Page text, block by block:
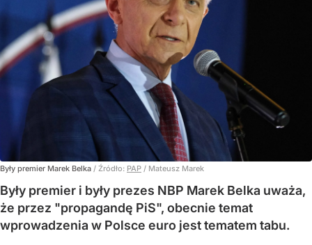
Były premier Marek Belka / Źródło: PAP / Mateusz Marek
Były premier i były prezes NBP Marek Belka uważa,
że przez "propagandę PiS", obecnie temat
wprowadzenia w Polsce euro jest tematem tabu.